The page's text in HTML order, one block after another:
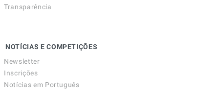
Transparência
NOTÍCIAS E COMPETIÇÕES
Newsletter
Inscrições
Notícias em Português